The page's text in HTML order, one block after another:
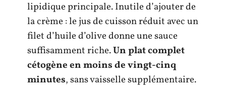
lipidique principale. Inutile d’ajouter de
la crème : le jus de cuisson réduit avec un
filet d’huile d’olive donne une sauce
suffisamment riche.Un plat complet
cétogène en moins de vingt-cinq
minutes, sans vaisselle supplémentaire.